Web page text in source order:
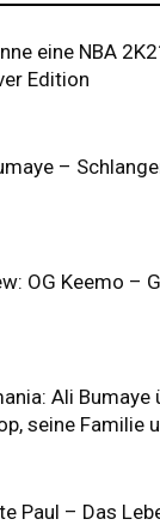
eine NBA
Edition
–
OG Keemo –
Ali Bumaye
seine Familie
Paul – Das